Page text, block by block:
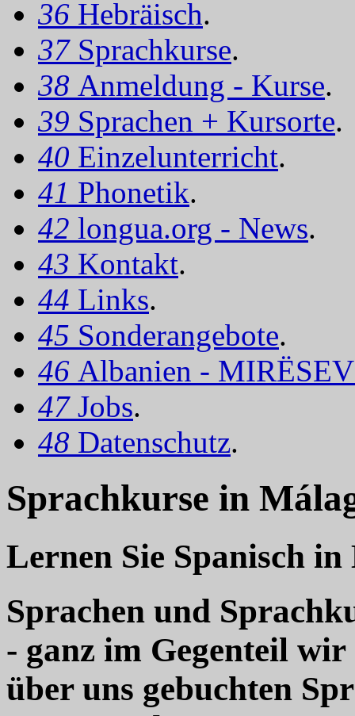
36 Hebräisch.
37 Sprachkurse.
38 Anmeldung - Kurse.
39 Sprachen + Kursorte.
40 Einzelunterricht.
41 Phonetik.
42 longua.org - News.
43 Kontakt.
44 Links.
45 Sonderangebote.
46 Albanien -
47 Jobs.
48 Datenschutz.
Sprachkurse in
Lernen Sie Spanisch
Sprachen und
- ganz im Gegenteil
über uns gebuchten